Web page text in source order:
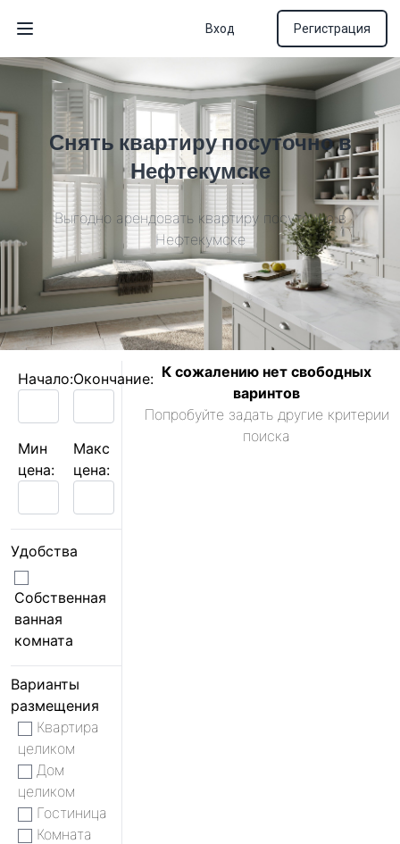
Открыть меню
Вход Регистрация
Снять квартиру посуточно в
Нефтекумске
Выгодно арендовать квартиру посуточно в
Нефтекумске
Начало:Окончание:
Мин
цена:
Макс
цена:
Удобства
Собственная
ванная
комната
Варианты
размещения
Квартира
целиком
Дом
целиком
Гостиница
Комната
К сожалению нет свободных
варинтов
Попробуйте задать другие критерии
поиска